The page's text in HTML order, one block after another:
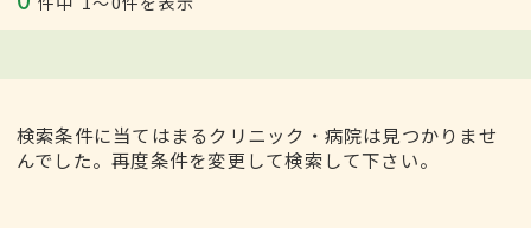
検索条件に当てはまるクリニック・病院は見つかりませ
んでした。再度条件を変更して検索して下さい。